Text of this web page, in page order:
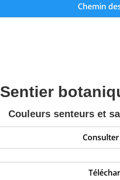
Chemin
Sentier
Couleurs senteurs et